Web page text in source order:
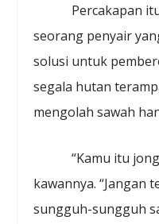
Percakapan itu
seorang penyair
solusi untuk
segala hutan
mengolah sawah
“Kamu itu
kawannya. “Jangan
sungguh-sungguh